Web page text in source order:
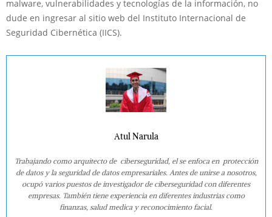
malware, vulnerabilidades y tecnologías de la información, no
dude en ingresar al sitio web del Instituto Internacional de
Seguridad Cibernética (IICS).
Atul Narula
Trabajando como arquitecto de ciberseguridad, el se enfoca en protección
de datos y la seguridad de datos empresariales. Antes de unirse a nosotros,
ocupó varios puestos de investigador de ciberseguridad con diferentes
empresas. También tiene experiencia en diferentes industrias como
finanzas, salud medica y reconocimiento facial.